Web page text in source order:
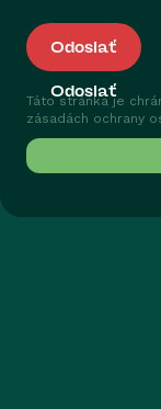
Odoslať
Táto stránka je
zásadách ochrany